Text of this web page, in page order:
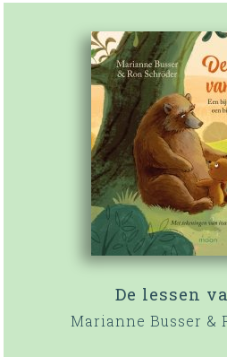
De lessen
Marianne Busser &